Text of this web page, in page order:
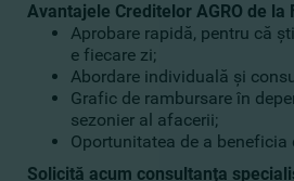
Avantajele Creditelor AGRO de la
Aprobare rapidă, pentru că
e fiecare zi;
Abordare individuală şi
Grafic de rambursare în
sezonier al afacerii;
Oportunitatea de a beneficia
Solicită acum consultanţa